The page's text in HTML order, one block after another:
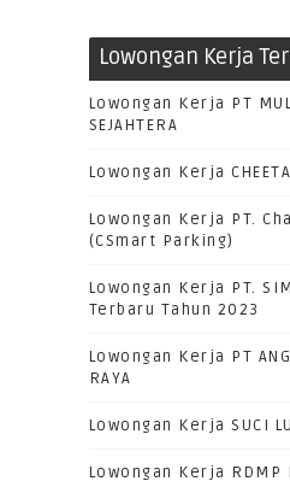
Lowongan Kerja
Lowongan Kerja PT
SEJAHTERA
Lowongan Kerja
Lowongan Kerja PT.
(CSmart Parking)
Lowongan Kerja PT.
Terbaru Tahun 2023
Lowongan Kerja PT
RAYA
Lowongan Kerja SUCI
Lowongan Kerja RDMP